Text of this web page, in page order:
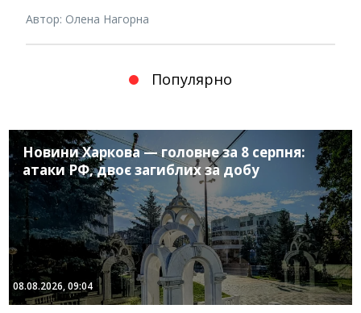
Автор: Олена Нагорна
Популярно
Новини Харкова — головне за 8 серпня:
атаки РФ, двоє загиблих за добу
08.08.2026, 09:04